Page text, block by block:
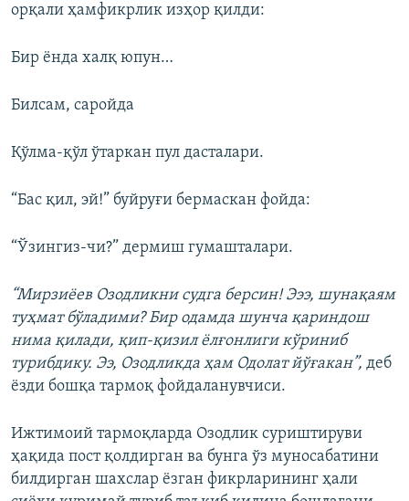
орқали ҳамфикрлик изҳор қилди:
Бир ёнда халқ юпун…
Билсам, саройда
Қўлма-қўл ўтаркан пул дасталари.
“Бас қил, эй!” буйруғи бермаскан фойда:
“Ўзингиз-чи?” дермиш гумашталари.
“Мирзиёев Озодликни судга берсин! Эээ, шунақаям
туҳмат бўладими? Бир одамда шунча қариндош
нима қилади, қип-қизил ёлғонлиги кўриниб
турибдику. Ээ, Озодликда ҳам Одолат йўғакан”, деб
ёзди бошқа тармоқ фойдаланувчиси.
Ижтимоий тармоқларда Озодлик суриштируви
ҳақида пост қолдирган ва бунга ўз муносабатини
билдирган шахслар ёзган фикрларининг ҳали